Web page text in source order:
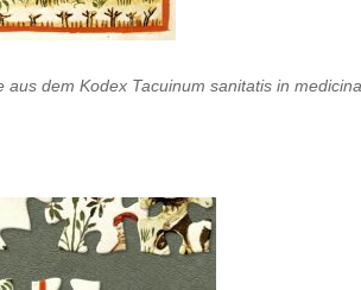
aus dem Kodex Tacuinum sanitatis in